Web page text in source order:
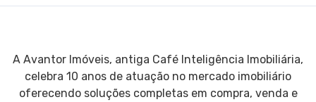
A Avantor Imóveis, antiga Café Inteligência Imobiliária,
celebra 10 anos de atuação no mercado imobiliário
oferecendo soluções completas em compra, venda e